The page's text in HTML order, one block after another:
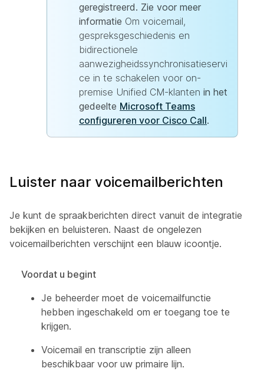
geregistreerd. Zie voor meer
informatie Om voicemail,
gespreksgeschiedenis en
bidirectionele
aanwezigheidssynchronisatieservi
ce in te schakelen voor on-
premise Unified CM-klanten in het
gedeelte Microsoft Teams
configureren voor Cisco Call.
Luister naar voicemailberichten
Je kunt de spraakberichten direct vanuit de integratie
bekijken en beluisteren. Naast de ongelezen
voicemailberichten verschijnt een blauw icoontje.
Voordat u begint
Je beheerder moet de voicemailfunctie
hebben ingeschakeld om er toegang toe te
krijgen.
Voicemail en transcriptie zijn alleen
beschikbaar voor uw primaire lijn.